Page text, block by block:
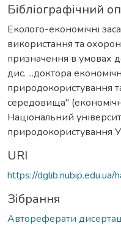
Бібліографічний
Еколого-економічні
використання та
призначення в умовах
дис. ...доктора
природокористування
середовища"
Національний
природокористування
URI
https://
Зібрання
Автореферати